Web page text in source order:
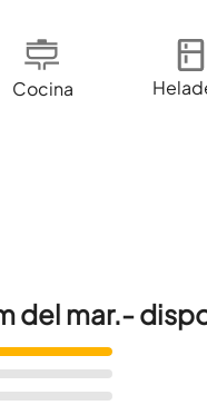
Cocina
del mar.-